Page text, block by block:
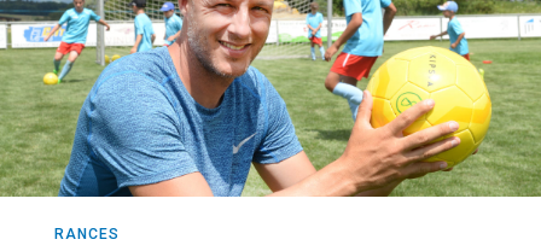
RANCES